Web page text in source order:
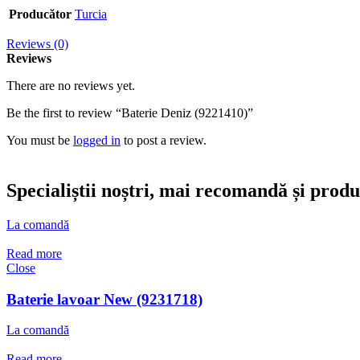
Producător Turcia
Reviews (0)
Reviews
There are no reviews yet.
Be the first to review “Baterie Deniz (9221410)”
You must be logged in to post a review.
Specialiștii noștri, mai recomandă și
La comandă
Read more
Close
Baterie lavoar New (9231718)
La comandă